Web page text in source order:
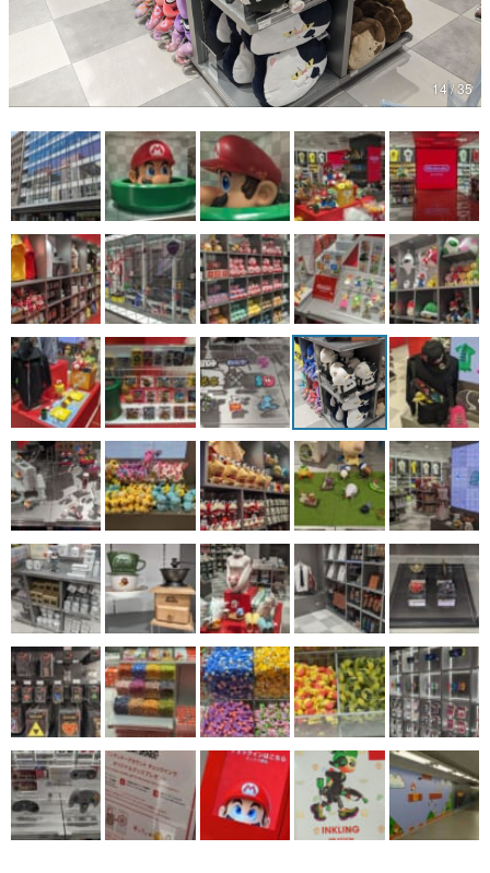
カテゴリ
特集記事
マンガ
女性向け
アプリレビュー
その他
電ファミニコゲーマーとは？
運営：株式会社マレ
14 / 35